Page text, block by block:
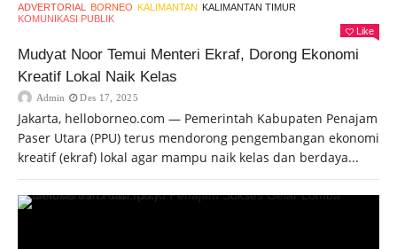
ADVERTORIAL BORNEO KALIMANTAN KALIMANTAN TIMUR
KOMUNIKASI PUBLIK
Like
Mudyat Noor Temui Menteri Ekraf, Dorong Ekonomi
Kreatif Lokal Naik Kelas
Admin Des 17, 2025
Jakarta, helloborneo.com — Pemerintah Kabupaten Penajam
Paser Utara (PPU) terus mendorong pengembangan ekonomi
kreatif (ekraf) lokal agar mampu naik kelas dan berdaya...